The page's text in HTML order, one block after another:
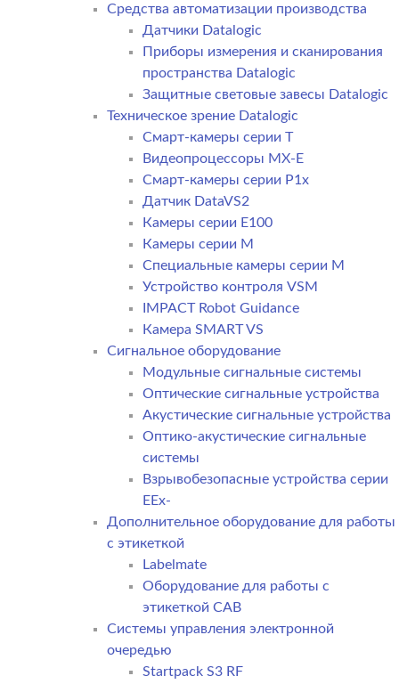
Средства автоматизации производства
Датчики Datalogic
Приборы измерения и сканирования
пространства Datalogic
Защитные световые завесы Datalogic
Техническое зрение Datalogic
Смарт-камеры серии T
Видеопроцессоры MX-E
Смарт-камеры серии P1x
Датчик DataVS2
Камеры серии E100
Камеры серии M
Специальные камеры серии M
Устройство контроля VSM
IMPACT Robot Guidance
Камера SMART VS
Cигнальное оборудование
Модульные сигнальные системы
Оптические сигнальные устройства
Акустические сигнальные устройства
Оптико-акустические сигнальные
системы
Взрывобезопасные устройства серии
EEx-
Дополнительное оборудование для работы
с этикеткой
Labelmate
Оборудование для работы с
этикеткой CAB
Системы управления электронной
очередью
Startpack S3 RF